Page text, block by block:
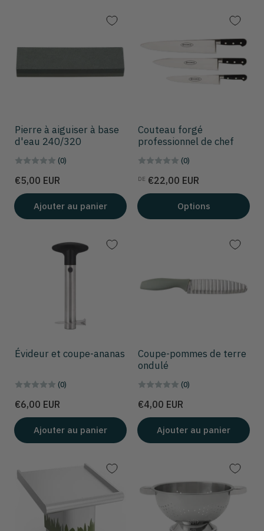
Pierre à aiguiser à base
d'eau 240/320
(0)
Prix
€5,00 EUR
Ajouter au panier
Couteau forgé
professionnel de chef
(0)
Prix
DE €22,00 EUR
Options
Évideur et coupe-ananas
(0)
Prix
€6,00 EUR
Ajouter au panier
Coupe-pommes de terre
ondulé
(0)
Prix
€4,00 EUR
Ajouter au panier